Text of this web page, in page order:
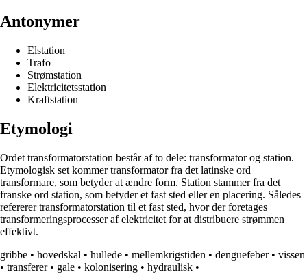
Antonymer
Elstation
Trafo
Strømstation
Elektricitetsstation
Kraftstation
Etymologi
Ordet transformatorstation består af to dele: transformator og station.
Etymologisk set kommer transformator fra det latinske ord
transformare, som betyder at ændre form. Station stammer fra det
franske ord station, som betyder et fast sted eller en placering. Således
refererer transformatorstation til et fast sted, hvor der foretages
transformeringsprocesser af elektricitet for at distribuere strømmen
effektivt.
gribbe • hovedskal • hullede • mellemkrigstiden • denguefeber• vissen
• transferer• gale • kolonisering • hydraulisk •